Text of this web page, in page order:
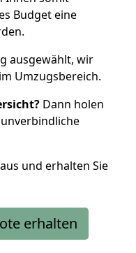
Budget eine
ausgewählt, wir
Umzugsbereich.
Dann holen
und erhalten Sie
erhalten